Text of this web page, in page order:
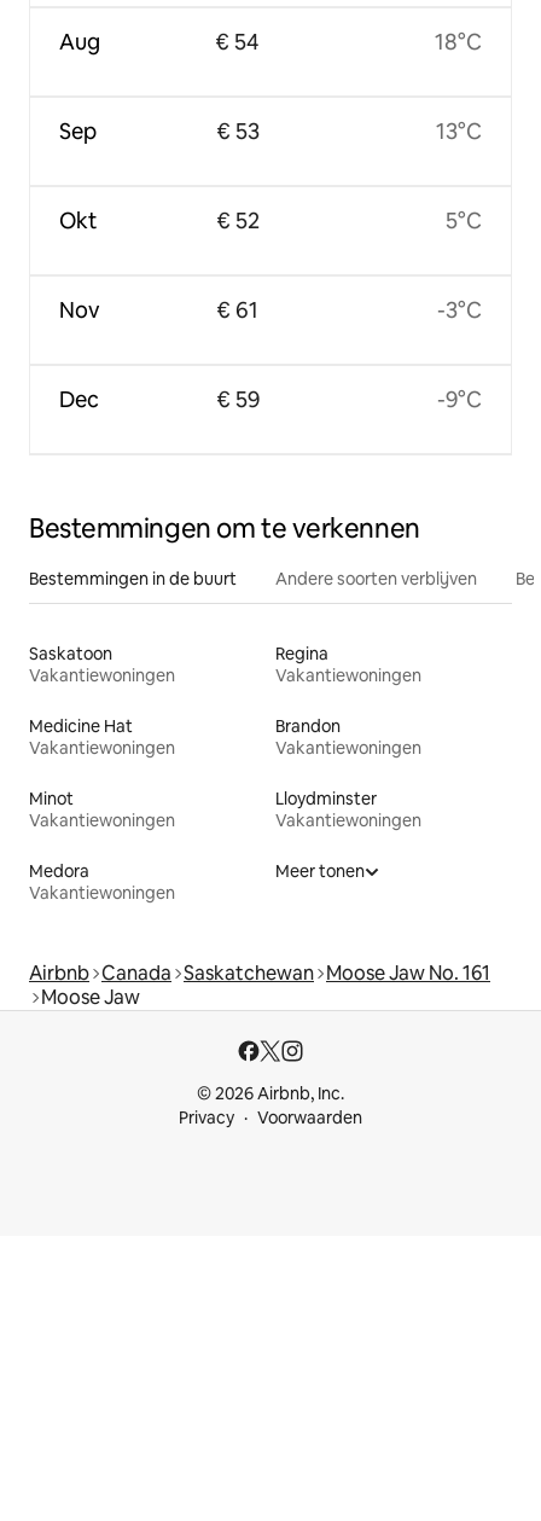
Aug
Sep
Okt
Nov
Dec
€ 54
€ 53
€ 52
€ 61
€ 59
18°C
13°C
5°C
-3°C
-9°C
Bestemmingen om te verkennen
Bestemmingen in de buurt Andere soorten verblijven
Saskatoon
Vakantiewoningen
Regina
Vakantiewoningen
Medicine Hat
Vakantiewoningen
Brandon
Vakantiewoningen
Minot
Vakantiewoningen
Lloydminster
Vakantiewoningen
Medora
Vakantiewoningen
Meer tonen
Airbnb Canada Saskatchewan Moose Jaw No. 161
Moose Jaw
© 2026 Airbnb, Inc.
Privacy
Voorwaarden